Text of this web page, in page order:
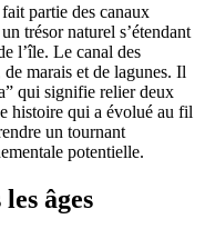
partie des canaux
trésor naturel s’étendant
l’île. Le canal des
marais et de lagunes. Il
qui signifie relier deux
histoire qui a évolué au fil
un tournant
potentielle.
âges